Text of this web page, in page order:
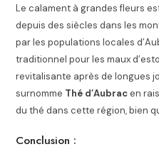
Le calament à grandes fleurs
depuis des siècles dans les
par les populations locales
traditionnel pour les maux
revitalisante après de longues
surnomme Thé d’Aubracen
du thé dans cette région, bien
Conclusion :